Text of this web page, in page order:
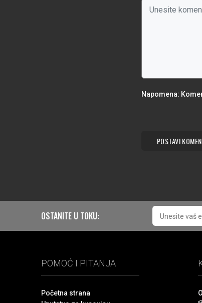
Napomena:
POSTAVI
OSTANITE U TOKU:
POMOĆ I PITANJA
Početna strana